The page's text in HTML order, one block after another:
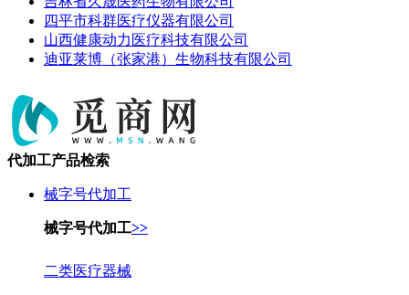
四平市科群医疗仪器有限公司
山西健康动力医疗科技有限公司
迪亚莱博（张家港）生物科技有限公司
代加工产品检索
械字号代加工
械字号代加工>>
二类医疗器械